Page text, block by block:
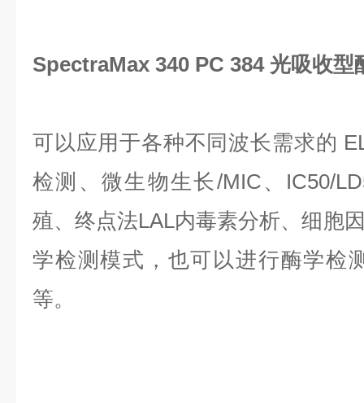
SpectraMax 340 PC 384 光吸收型
可以应用于各种不同波长需求的
检测、微生物生长/MIC、IC50/
殖、终点法LAL内毒素分析、细胞
学检测模式，也可以进行酶学检
等。